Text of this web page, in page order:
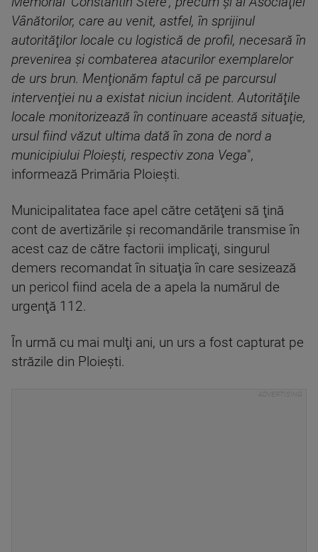
Vânătorilor, care au venit, astfel, în sprijinul
autorităţilor locale cu logistică de profil, necesară în
prevenirea şi combaterea atacurilor exemplarelor
de urs brun. Menţionăm faptul că pe parcursul
intervenţiei nu a existat niciun incident. Autorităţile
locale monitorizează în continuare această situaţie,
ursul fiind văzut ultima dată în zona de nord a
municipiului Ploieşti, respectiv zona Vega",
informează Primăria Ploieşti.
Municipalitatea face apel către cetăţeni să ţină
cont de avertizările şi recomandările transmise în
acest caz de către factorii implicaţi, singurul
demers recomandat în situaţia în care sesizează
un pericol fiind acela de a apela la numărul de
urgenţă 112.
În urmă cu mai mulţi ani, un urs a fost capturat pe
străzile din Ploieşti.